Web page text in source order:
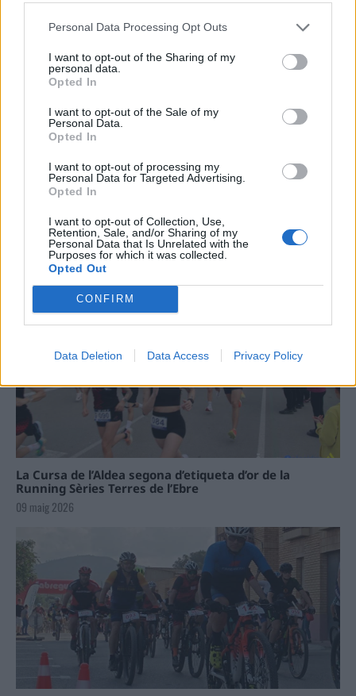
Personal Data Processing Opt Outs
I want to opt-out of the Sharing of my
personal data.
Opted In
I want to opt-out of the Sale of my
Personal Data.
Opted In
I want to opt-out of processing my
Personal Data for Targeted Advertising.
Opted In
I want to opt-out of Collection, Use,
Retention, Sale, and/or Sharing of my
Personal Data that Is Unrelated with the
Purposes for which it was collected.
Opted Out
CONFIRM
Data Deletion Data Access Privacy Policy
Festes
Caçadors de subvencions
La Cursa de l’Aldea segona d’etiqueta d’or de la
Running Sèries Terres de l’Ebre
09 maig 2026